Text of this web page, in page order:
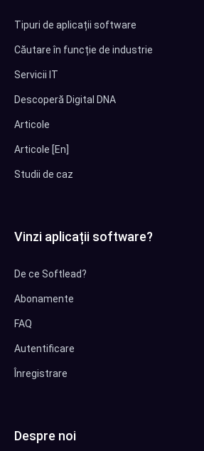
Tipuri de aplicații software
Căutare în funcție de industrie
Servicii IT
Descoperă Digital DNA
Articole
Articole [En]
Studii de caz
Vinzi aplicații software?
De ce Softlead?
Abonamente
FAQ
Autentificare
Înregistrare
Despre noi